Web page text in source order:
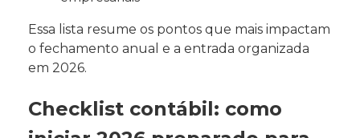
Essa lista resume os pontos que mais impactam
o fechamento anual e a entrada organizada
em 2026.
Checklist contábil: como